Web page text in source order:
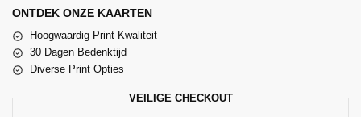
ONTDEK ONZE KAARTEN
Hoogwaardig Print Kwaliteit
30 Dagen Bedenktijd
Diverse Print Opties
VEILIGE CHECKOUT